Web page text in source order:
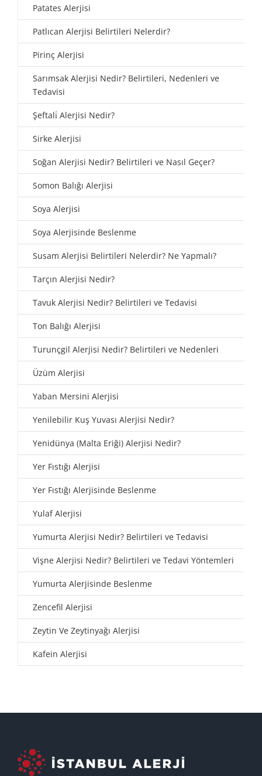
Patates Alerjisi
Patlıcan Alerjisi Belirtileri Nelerdir?
Pirinç Alerjisi
Sarımsak Alerjisi Nedir? Belirtileri, Nedenleri ve
Tedavisi
Şeftali̇ Alerjisi Nedir?
Sirke Alerjisi
Soğan Alerjisi Nedir? Belirtileri ve Nasıl Geçer?
Somon Balığı Alerjisi
Soya Alerjisi
Soya Alerjisinde Beslenme
Susam Alerjisi Belirtileri Nelerdir? Ne Yapmalı?
Tarçın Alerjisi Nedir?
Tavuk Alerjisi Nedir? Belirtileri ve Tedavisi
Ton Balığı Alerjisi
Turunçgil Alerjisi Nedir? Belirtileri ve Nedenleri
Üzüm Alerjisi
Yaban Mersini Alerjisi
Yenilebilir Kuş Yuvası Alerjisi Nedir?
Yenidünya (Malta Eriği) Alerjisi Nedir?
Yer Fıstığı Alerjisi
Yer Fıstığı Alerjisinde Beslenme
Yulaf Alerjisi
Yumurta Alerjisi Nedir? Belirtileri ve Tedavisi
Vişne Alerjisi Nedir? Belirtileri ve Tedavi Yöntemleri
Yumurta Alerjisinde Beslenme
Zencefil Alerjisi
Zeytin Ve Zeytinyağı Alerjisi
Kafein Alerjisi